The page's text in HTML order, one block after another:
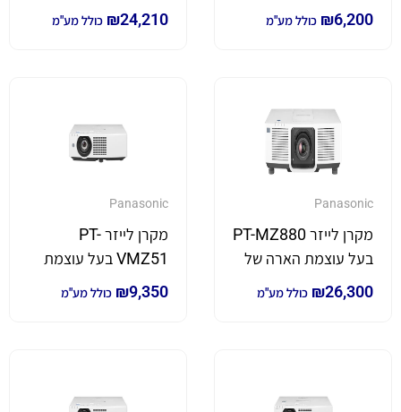
4,000 לומן₪6,200 כולל מע"מ ₪24,210 כולל מע"מ
Panasonic
מקרן לייזר PT-MZ880
בעל עוצמת הארה של
7,000 לומן
₪26,300 כולל מע"מ
Panasonic
מקרן לייזר PT-
VMZ51 בעל עוצמת
הארה של 5,200 לומן
₪9,350 כולל מע"מ